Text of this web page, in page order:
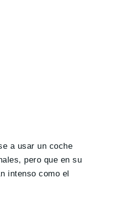
a usar un coche
pero que en su
intenso como el